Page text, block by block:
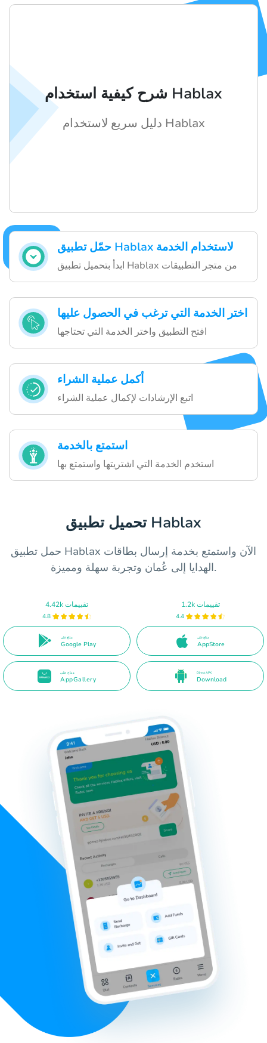
حمّل تطبيق Hablax لاستخدام الخدمة
ابدأ بتحميل تطبيق Hablax من متجر التطبيقات
اختر الخدمة التي ترغب في الحصول عليها
افتح التطبيق واختر الخدمة التي تحتاجها
أكمل عملية الشراء
اتبع الإرشادات لإكمال عملية الشراء
استمتع بالخدمة
استخدم الخدمة التي اشتريتها واستمتع بها
شرح كيفية استخدام Hablax
دليل سريع لاستخدام Hablax
تحميل تطبيق Hablax
حمل تطبيق Hablax الآن واستمتع بخدمة إرسال بطاقات
الهدايا إلى عُمان وتجربة سهلة ومميزة.
4.42k تقييمات
4.8
متاح على
Google Play
1.2k تقييمات
4.4
متاح على
AppStore
متاح على
AppGallery
Direct APK
Download